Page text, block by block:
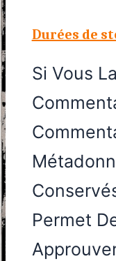
Durées de
Si Vous
Permet